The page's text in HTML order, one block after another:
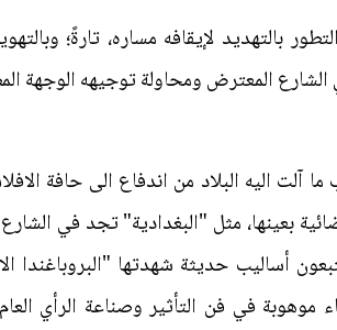
بالتهديد لإيقافه مساره، تارةً؛
الشارع المعترض ومحاولة توجيهه
اليه البلاد من اندفاع الى حافة
بعينها، مثل "البغدادية" تجد في
أساليب حديثة شهدتها "البروباغندا
موهوبة في فن التأثير وصناعة الرأي